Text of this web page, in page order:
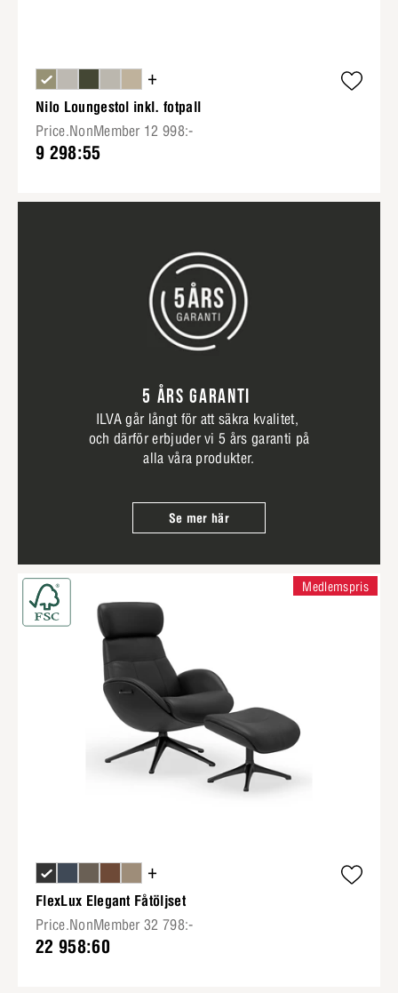
+
Nilo Loungestol inkl. fotpall
Price.NonMember 12 998:-
9 298:55
5 ÅRS GARANTI
ILVA går långt för att säkra kvalitet,
och därför erbjuder vi 5 års garanti på
alla våra produkter.
Se mer här
+
FlexLux Elegant Fåtöljset
Price.NonMember 32 798:-
22 958:60
Medlemspris